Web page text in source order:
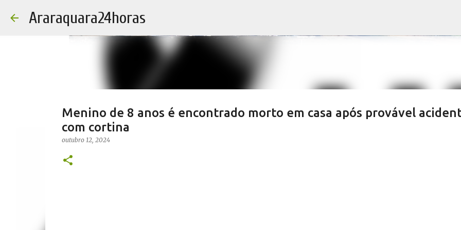
Araraquara24horas
Menino de 8 anos é encontrado morto em casa após provável
com cortina
outubro 12, 2024